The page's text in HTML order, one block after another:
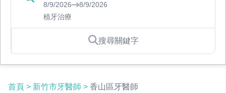
8/9/2026
8/9/2026
植牙治療
搜尋關鍵字
首頁 > 新竹市牙醫師 > 香山區牙醫師